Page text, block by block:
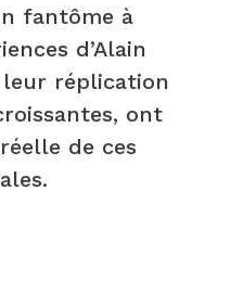
fantôme à
d’Alain
leur réplication
ont
de ces